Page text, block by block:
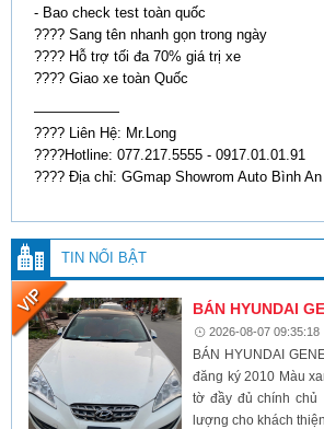
- Bao check test toàn quốc
???? Sang tên nhanh gọn trong ngày
???? Hỗ trợ tối đa 70% giá trị xe
???? Giao xe toàn Quốc
——————
???? Liên Hệ: Mr.Long
????Hotline: 077.217.5555 - 0917.01.01.91
???? Địa chỉ: GGmap Showrom Auto Bình
TIN NỔI BẬT
BÁN HYUNDAI
2026-08-07 09:35:18
BÁN HYUNDAI
đăng ký 2010 Màu
tờ đầy đủ chính chủ
lượng cho khách